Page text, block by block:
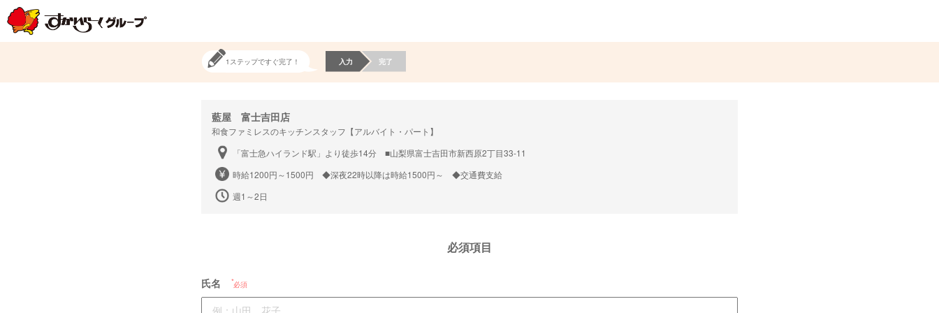
1ステップですぐ完了！ 入力 完了
藍屋 富士吉田店
和食ファミレスのキッチンスタッフ【アルバイト・パート】
「富士急ハイランド駅」より徒歩14分 ■山梨県富士吉田市新西原2丁目33-11
時給1200円～1500円 ◆深夜22時以降は時給1500円～ ◆交通費支給
週1～2日
必須項目
氏名 必須